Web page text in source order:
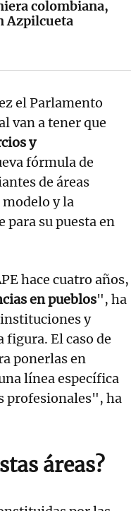
colombiana,
Azpilcueta
el Parlamento
van a tener que
y
fórmula de
de áreas
modelo y la
su puesta en
hace cuatro años,
en pueblos", ha
y
figura. El caso de
ponerlas en
línea específica
profesionales", ha
áreas?